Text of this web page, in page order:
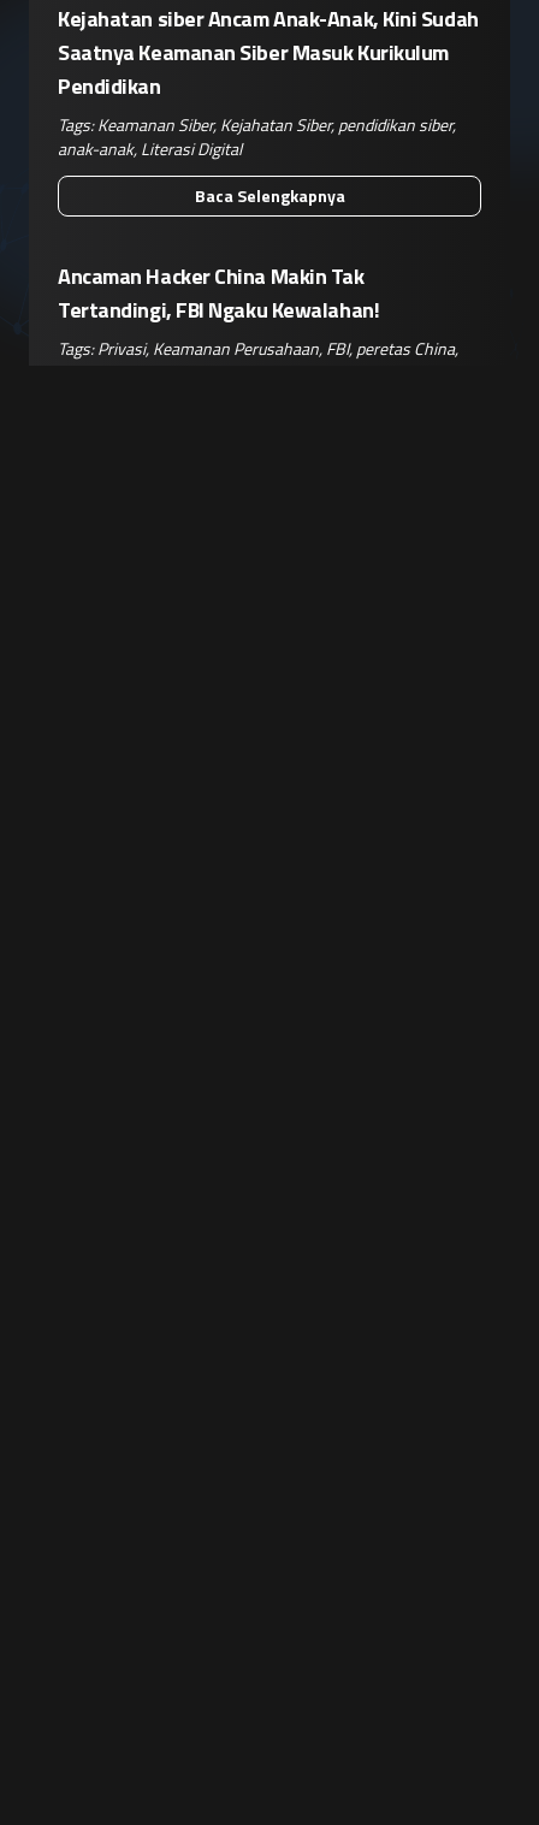
Kejahatan siber Ancam Anak-Anak, Kini Sudah
Saatnya Keamanan Siber Masuk Kurikulum
Pendidikan
Tags:Keamanan Siber,Kejahatan Siber,pendidikan siber,
anak-anak,Literasi Digital
Baca Selengkapnya
Ancaman Hacker China Makin Tak
Tertandingi, FBI Ngaku Kewalahan!
Tags:Privasi,Keamanan Perusahaan,FBI,peretas China,